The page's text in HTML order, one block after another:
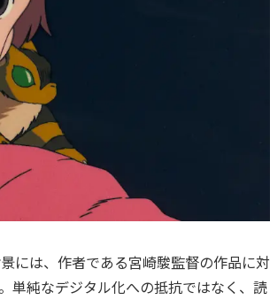
には、作者である宮崎駿監督の作品に対
単純なデジタル化への抵抗ではなく、読